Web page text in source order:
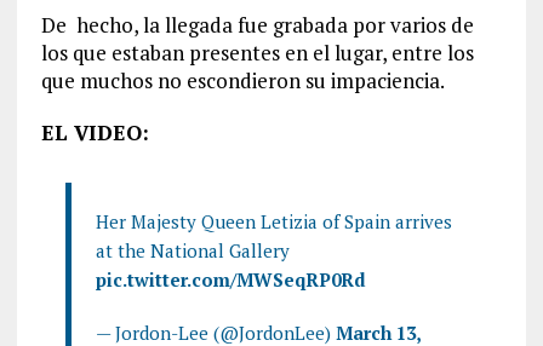
De hecho, la llegada fue grabada por varios de
los que estaban presentes en el lugar, entre los
que muchos no escondieron su impaciencia.
EL VIDEO:
Her Majesty Queen Letizia of Spain arrives
at the National Gallery
pic.twitter.com/MWSeqRP0Rd
— Jordon-Lee (@JordonLee) March 13,